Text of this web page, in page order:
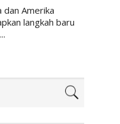
dan Amerika
langkah baru